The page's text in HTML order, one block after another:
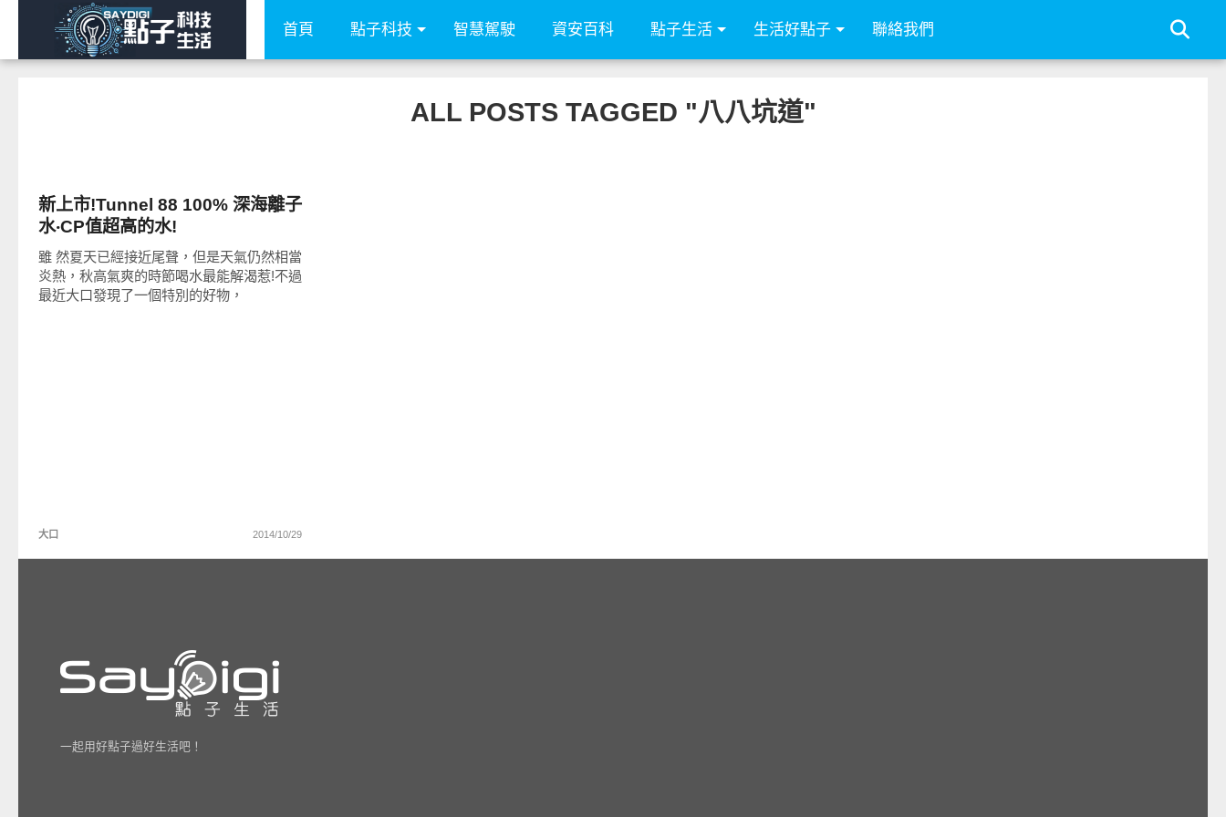
首頁 點子科技 智慧駕駛 資安百科 點子生活 生活好點子 聯絡我們
ALL POSTS TAGGED "八八坑道"
新上市!Tunnel 88 100% 深海離子
水‧CP值超高的水!
雖 然夏天已經接近尾聲，但是天氣仍然相當
炎熱，秋高氣爽的時節喝水最能解渴惹!不過
最近大口發現了一個特別的好物，
大口 2014/10/29
一起用好點子過好生活吧！